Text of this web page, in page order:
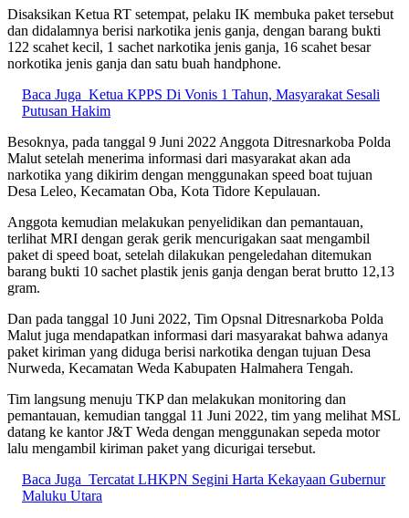
Disaksikan Ketua RT setempat, pelaku IK membuka paket tersebut
dan didalamnya berisi narkotika jenis ganja, dengan barang bukti
122 scahet kecil, 1 sachet narkotika jenis ganja, 16 scahet besar
norkotika jenis ganja dan satu buah handphone.
Baca Juga Ketua KPPS Di Vonis 1 Tahun, Masyarakat Sesali
Putusan Hakim
Besoknya, pada tanggal 9 Juni 2022 Anggota Ditresnarkoba Polda
Malut setelah menerima informasi dari masyarakat akan ada
narkotika yang dikirim dengan menggunakan speed boat tujuan
Desa Leleo, Kecamatan Oba, Kota Tidore Kepulauan.
Anggota kemudian melakukan penyelidikan dan pemantauan,
terlihat MRI dengan gerak gerik mencurigakan saat mengambil
paket di speed boat, setelah dilakukan pengeledahan ditemukan
barang bukti 10 sachet plastik jenis ganja dengan berat brutto 12,13
gram.
Dan pada tanggal 10 Juni 2022, Tim Opsnal Ditresnarkoba Polda
Malut juga mendapatkan informasi dari masyarakat bahwa adanya
paket kiriman yang diduga berisi narkotika dengan tujuan Desa
Nurweda, Kecamatan Weda Kabupaten Halmahera Tengah.
Tim langsung menuju TKP dan melakukan monitoring dan
pemantauan, kemudian tanggal 11 Juni 2022, tim yang melihat MSL
datang ke kantor J&T Weda dengan menggunakan sepeda motor
lalu mengambil kiriman paket yang dicurigai tersebut.
Baca Juga Tercatat LHKPN Segini Harta Kekayaan Gubernur
Maluku Utara